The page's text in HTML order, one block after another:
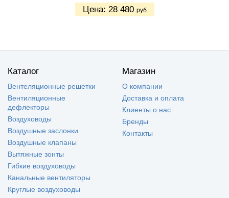
Цена: 28 480 руб
Каталог
Вентеляционные решетки
Вентиляционные
дефлекторы
Воздуховоды
Воздушные заслонки
Воздушные клапаны
Вытяжные зонты
Гибкие воздуховоды
Канальные вентиляторы
Круглые воздуховоды
Магазин
О компании
Доставка и оплата
Клиенты о нас
Бренды
Контакты